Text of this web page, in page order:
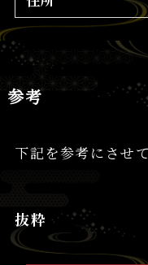
参考
下記を参考にさせ
抜粋